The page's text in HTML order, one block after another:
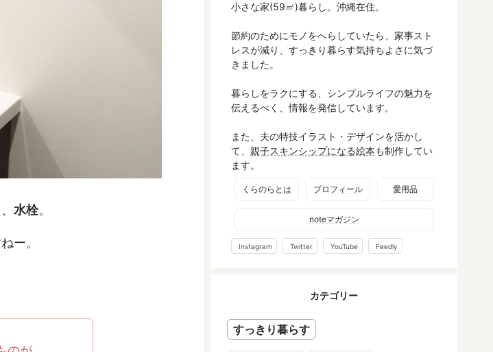
水栓。
ー。
小さな家(59㎡)暮らし。沖縄在住。
節約のためにモノをへらしていたら、家事スト
レスが減り、すっきり暮らす気持ちよさに気づ
きました。
暮らしをラクにする、シンプルライフの魅力を
伝えるべく、情報を発信しています。
また、夫の特技イラスト・デザインを活かし
て、 親子スキンシップになる絵本も制作してい
ます。
くらのらとは プロフィール 愛用品
noteマガジン
Instagram Twitter YouTube Feedly
カテゴリー
すっきり暮らす